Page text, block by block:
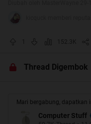
152.3K
Thread Digembok
Mari bergabung,
Computer Stuff